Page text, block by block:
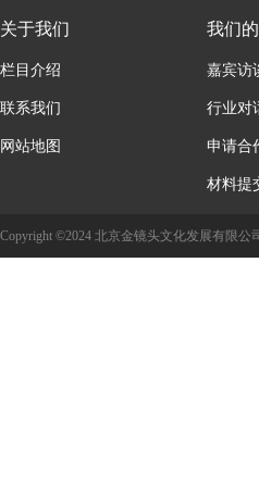
关于我们
栏目介绍
联系我们
网站地图
我们
嘉宾访
行业对
申请合
材料提
Copyright ©2024 北京金镜头文化发展有限公